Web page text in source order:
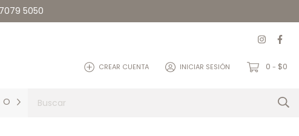
5050
CREAR CUENTA INICIAR SESIÓN 0 - $0
Outlet Quienes somos